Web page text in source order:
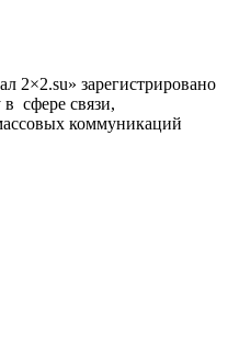
2×2.su» зарегистрировано
сфере связи,
коммуникаций